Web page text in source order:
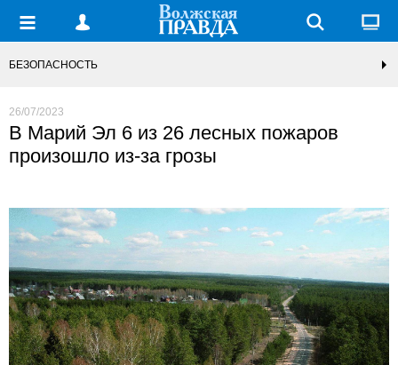
БЕЗОПАСНОСТЬ
26/07/2023
В Марий Эл 6 из 26 лесных пожаров
произошло из-за грозы